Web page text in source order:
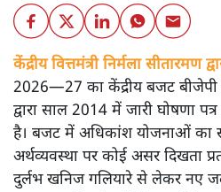
केंद्रीय वित्तमंत्री निर्मला सीतारमण
2026—27 का केंद्रीय बजट बीजेपी
द्वारा साल 2014 में जारी घोषणा
है। बजट में अधिकांश योजनाओं का
अर्थव्यवस्था पर कोई असर दिखता
दुर्लभ खनिज गलियारे से लेकर नए